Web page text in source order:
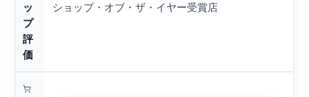
ッ
プ
評
価
ショップ・オブ・ザ・イヤー受賞店